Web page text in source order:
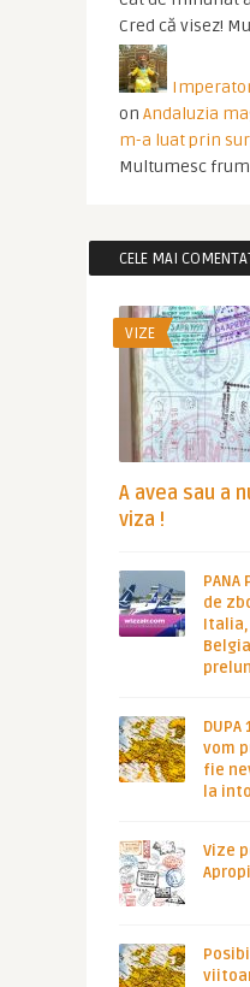
Cred că visez!
on Andaluzia
m-a luat prin
Multumesc
CELE MAI
VIZE
A avea sau a
viza !
de
Italia,
vom
fie
la
Vize